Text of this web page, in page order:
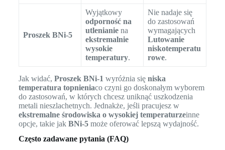
Proszek BNi-5
Wyjątkowy
odporność na
utlenianiena
ekstremalnie
wysokie
temperatury.
Nie nadaje się
do zastosowań
wymagających
Lutowanie
niskotemperatu
rowe.
Jak widać, Proszek BNi-1 wyróżnia się niska
temperatura topnieniaco czyni go doskonałym wyborem
do zastosowań, w których chcesz uniknąć uszkodzenia
metali nieszlachetnych. Jednakże, jeśli pracujesz w
ekstremalne środowiska o wysokiej temperaturzeinne
opcje, takie jak BNi-5może oferować lepszą wydajność.
Często zadawane pytania (FAQ)